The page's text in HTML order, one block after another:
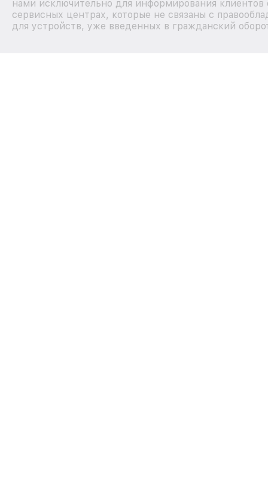
нами исключительно для информирования
сервисных центрах, которые не связаны с
для устройств, уже введенных в гражданский